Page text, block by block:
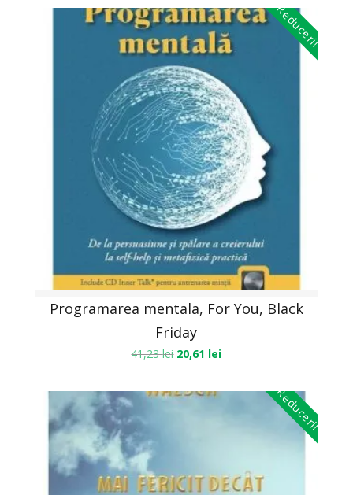
Reduceri!
Programarea mentala, For You, Black
Friday
41,23lei 20,61 lei
Reduceri!